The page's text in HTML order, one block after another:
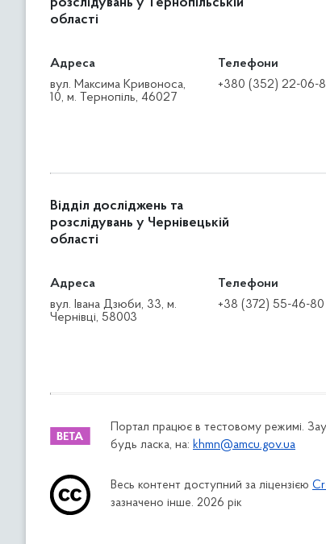
розслідувань у Тернопільській
області
Адреса
вул. Максима Кривоноса,
10, м. Тернопіль, 46027
Телефони
+380 (352) 22-06-
Відділ досліджень та
розслідувань у Чернівецькій
області
Адреса
вул. Івана Дзюби, 33, м.
Чернівці, 58003
Телефони
+38 (372) 55-46-80
Портал працює в тестовому режимі.
будь ласка, на: khmn@amcu.gov.ua
Весь контент доступний за ліцензією
зазначено інше. 2026 рік